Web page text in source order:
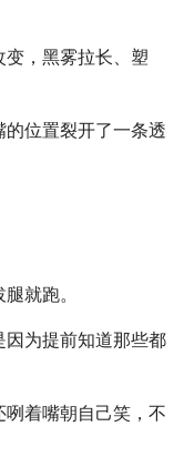
，黑雾拉长、塑
位置裂开了一条透
就跑。
为提前知道那些都
着嘴朝自己笑，不